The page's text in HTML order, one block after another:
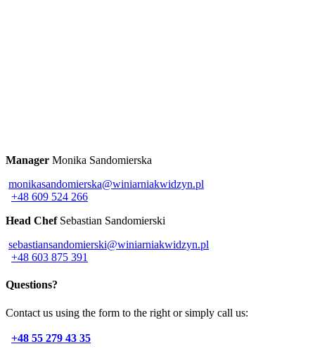
Manager Monika Sandomierska
monikasandomierska@winiarniakwidzyn.pl
+48 609 524 266
Head ChefSebastian Sandomierski
sebastiansandomierski@winiarniakwidzyn.pl
+48 603 875 391
Questions?
Contact us using the form to the right or simply call us:
+48 55 279 43 35